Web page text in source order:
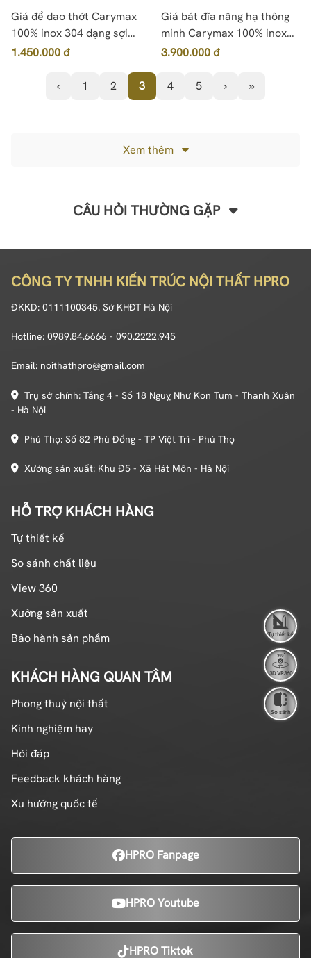
Giá để dao thớt Carymax
100% inox 304 dạng sợi
nhập khẩu chính hãng
1.450.000 đ
Giá bát đĩa nâng hạ thông
minh Carymax 100% inox
304
3.900.000 đ
‹ 1 2 3 4 5 › »
Xem thêm
CÂU HỎI THƯỜNG GẶP
CÔNG TY TNHH KIẾN TRÚC NỘI THẤT HPRO
ĐKKD: 0111100345. Sở KHĐT Hà Nội
Hotline: 0989.84.6666 - 090.2222.945
Email: noithathpro@gmail.com
Trụ sở chính: Tầng 4 - Số 18 Nguỵ Như Kon Tum - Thanh Xuân
- Hà Nội
Phú Thọ: Số 82 Phù Đổng - TP Việt Trì - Phú Thọ
Xưởng sản xuất: Khu Đ5 - Xã Hát Môn - Hà Nội
HỖ TRỢ KHÁCH HÀNG
Tự thiết kế
So sánh chất liệu
View 360
Xưởng sản xuất
Bảo hành sản phẩm
KHÁCH HÀNG QUAN TÂM
Phong thuỷ nội thất
Kinh nghiệm hay
Hỏi đáp
Feedback khách hàng
Xu hướng quốc tế
HPRO Fanpage
HPRO Youtube
HPRO Tiktok
Tự thiết kế
3D VR360
So sánh